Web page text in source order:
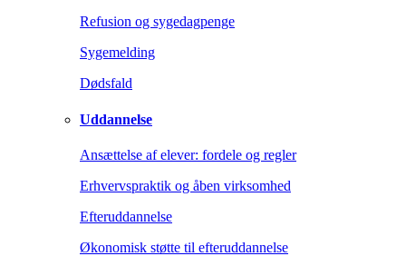
Refusion og sygedagpenge
Sygemelding
Dødsfald
Uddannelse
Ansættelse af elever: fordele og regler
Erhvervspraktik og åben virksomhed
Efteruddannelse
Økonomisk støtte til efteruddannelse